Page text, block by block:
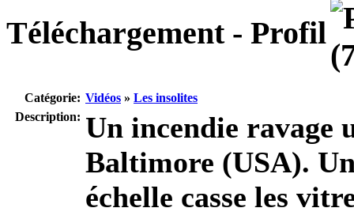
Téléchargement - Profil
Catégorie: Vidéos » Les insolites
Description: Un incendie ravage
Baltimore (USA).
échelle casse les